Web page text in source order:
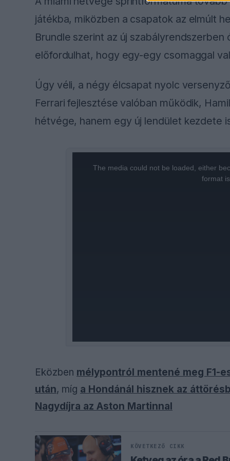
játékba, miközben a csapatok az elmúlt
Brundle szerint az új
előfordulhat, hogy egy-egy csomaggal
Úgy véli, a négy élcsapat nyolc
Ferrari fejlesztése valóban működik,
hétvége, hanem egy új lendület kezdete
The media could not be loaded, either
format
Eközben mélypontról mentené meg F1-
után, míg a Hondánál hisznek az
Nagydíjra az Aston Martinnal
KÖVETKEZŐ CIKK